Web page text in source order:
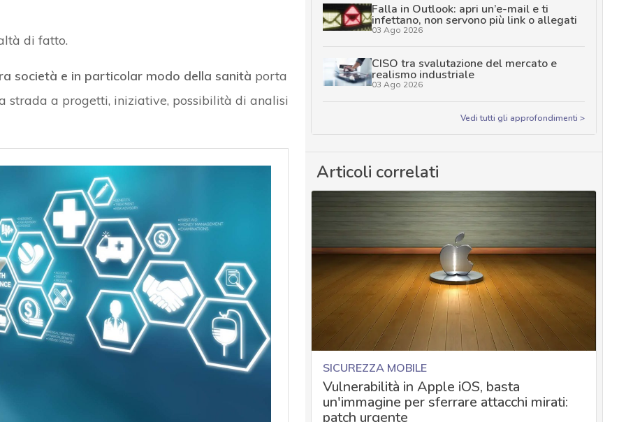
di fatto.
società e in particolar modo della sanità porta
strada a progetti, iniziative, possibilità di analisi
Falla in Outlook: apri un’e-mail e ti
infettano, non servono più link o allegati
03 Ago 2026
CISO tra svalutazione del mercato e
realismo industriale
03 Ago 2026
Vedi tutti gli approfondimenti >
Articoli correlati
SICUREZZA MOBILE
Vulnerabilità in Apple iOS, basta
un'immagine per sferrare attacchi mirati:
patch urgente